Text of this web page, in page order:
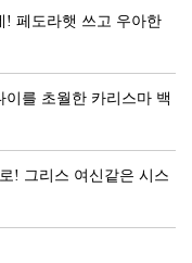
! 페도라햇 쓰고 우아한
를 초월한 카리스마 백
! 그리스 여신같은 시스